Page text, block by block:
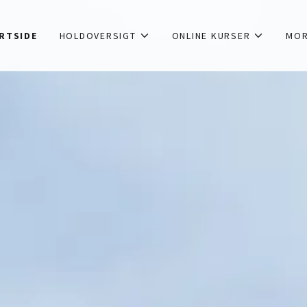
HOLDOVERSIGT ONLINE KURSER